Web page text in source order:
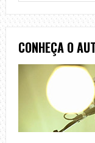
CONHEÇA O